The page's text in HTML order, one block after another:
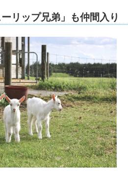
リップ兄弟」も仲間入り